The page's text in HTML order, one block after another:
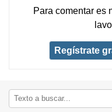
Para comentar es
Regístrate